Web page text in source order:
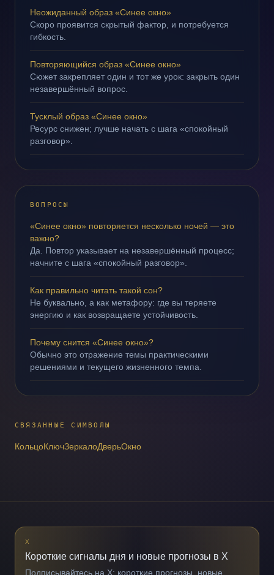
Неожиданный образ «Синее окно»
Скоро проявится скрытый фактор, и потребуется
гибкость.
Повторяющийся образ «Синее окно»
Сюжет закрепляет один и тот же урок: закрыть один
незавершённый вопрос.
Тусклый образ «Синее окно»
Ресурс снижен; лучше начать с шага «спокойный
разговор».
ВОПРОСЫ
«Синее окно» повторяется несколько ночей — это
важно?
Да. Повтор указывает на незавершённый процесс;
начните с шага «спокойный разговор».
Как правильно читать такой сон?
Не буквально, а как метафору: где вы теряете
энергию и как возвращаете устойчивость.
Почему снится «Синее окно»?
Обычно это отражение темы практическими
решениями и текущего жизненного темпа.
СВЯЗАННЫЕ СИМВОЛЫ
КольцоКлючЗеркалоДверьОкно
X
Короткие сигналы дня и новые прогнозы в X
Подписывайтесь на X: короткие прогнозы, новые